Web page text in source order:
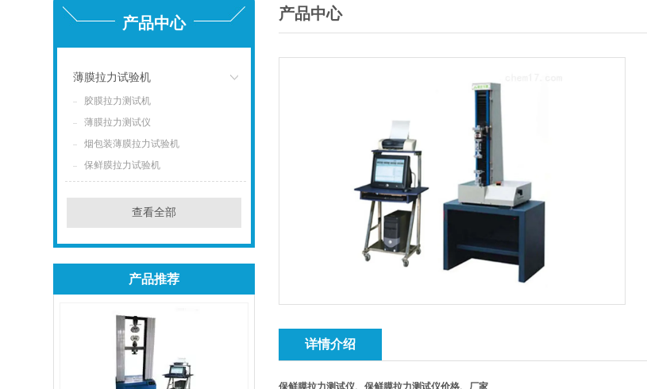
产品中心
薄膜拉力试验机
胶膜拉力测试机
薄膜拉力测试仪
烟包装薄膜拉力试验机
保鲜膜拉力试验机
查看全部
产品推荐
产品中心
详情介绍
保鲜膜拉力测试仪、保鲜膜拉力测试仪价格、厂家